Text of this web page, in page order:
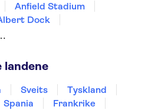
Anfield Stadium
Dock
Potter Studios
London West End
Tower of London
Trips from Edinburgh
Sveits
Tyskland
Spania
Frankrike